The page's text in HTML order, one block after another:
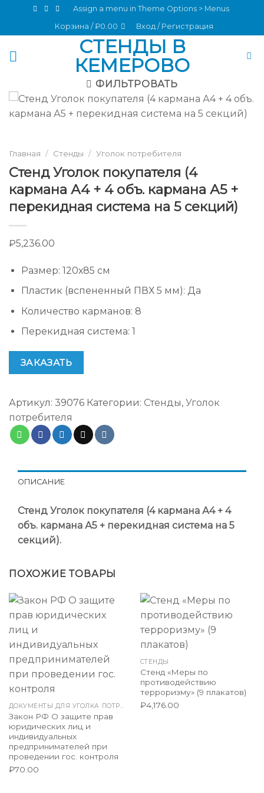
content
Assign a menu in Theme Options > Menus
Корзина / ₽0.00 Вход / Регистрация
СТЕНДЫ В
КЕМЕРОВО
ФИЛЬТРОВАТЬ
Главная / Стенды / Уголок потребителя
Стенд Уголок покупателя (4
кармана А4 + 4 объ. кармана А5 +
перекидная система на 5 секций)
₽5,236.00
Размер: 120х85 см
Пластик (вспененный ПВХ 5 мм): Да
Количество карманов: 8
Перекидная система: 1
ЗАКАЗАТЬ
Артикул: 39076 Категории: Стенды, Уголок
потребителя
ОПИСАНИЕ
Стенд Уголок покупателя (4 кармана А4 + 4
объ. кармана А5 + перекидная система на 5
секций).
ПОХОЖИЕ ТОВАРЫ
ДОКУМЕНТЫ ДЛЯ УГОЛКА ПОТРЕБИТЕЛЯ
Закон РФ О защите прав
юридических лиц и
индивидуальных
предпринимателей при
проведении гос. контроля
₽70.00
СТЕНДЫ
Стенд «Меры по
противодействию
терроризму» (9 плакатов)
₽4,176.00